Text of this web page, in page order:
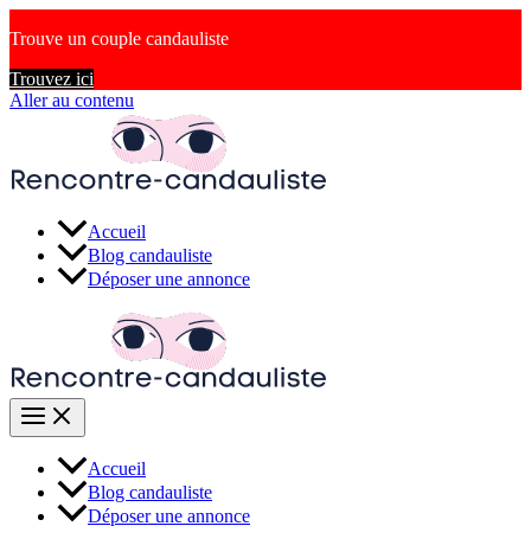
Trouve un couple candauliste
Trouvez ici
Aller au contenu
Accueil
Blog candauliste
Déposer une annonce
Accueil
Blog candauliste
Déposer une annonce